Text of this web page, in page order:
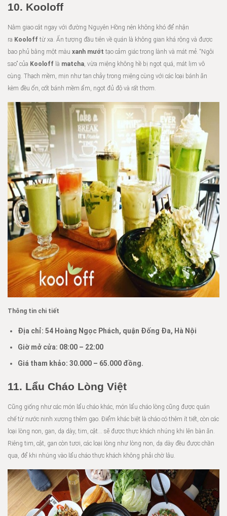
10. Kooloff
Nằm giao cắt ngay với đường Nguyên Hồng nên không khó để nhận
ra Kooloff từ xa. Ấn tượng đầu tiên về quán là không gian khá rộng và được
bao phủ bằng một màu xanh mướt tạo cảm giác trong lành và mát mẻ. “Ngôi
sao” của Kooloff là matcha, vừa miệng không hề bị ngọt quá, mát lịm vô
cùng. Thạch mềm, mịn như tan chảy trong miệng cùng với các loại bánh ăn
kèm đều ổn, cốt bánh mềm ẩm, ngọt đủ độ và rất thơm.
Thông tin chi tiết
Địa chỉ: 54 Hoàng Ngọc Phách, quận Đống Đa, Hà Nội
Giờ mở cửa: 08:00 – 22:00
Giá tham khảo: 30.000 – 65.000 đồng.
11. Lẩu Cháo Lòng Việt
Cũng giống như các món lẩu cháo khác, món lẩu cháo lòng cũng được quán
chế từ nước ninh xương thêm gạo. Điểm khác biệt là cháo có thêm ít tiết, còn các
loại lòng non, gan, dạ dày, tim, cật… sẽ được thực khách nhúng khi lên bàn ăn.
Riêng tim, cật, gan còn tươi, các loại lòng như lòng non, dạ dày đều được chần
qua, để khi nhúng vào lẩu cháo thực khách không phải chờ lâu.